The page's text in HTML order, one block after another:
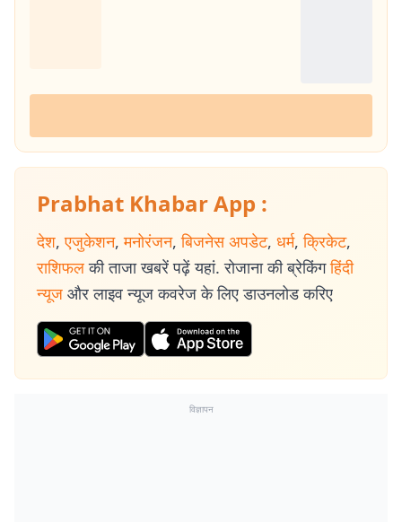
Prabhat Khabar App :
देश, एजुकेशन, मनोरंजन, बिजनेस अपडेट, धर्म, क्रिकेट,
राशिफल की ताजा खबरें पढ़ें यहां. रोजाना की ब्रेकिंग हिंदी
न्यूज और लाइव न्यूज कवरेज के लिए डाउनलोड करिए
विज्ञापन